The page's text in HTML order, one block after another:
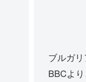
ブルガ
BBCより